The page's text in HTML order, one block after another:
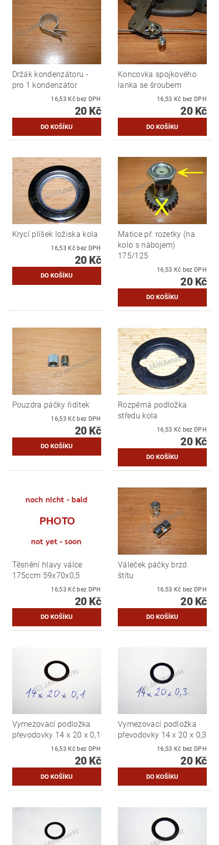
Držák kondenzátoru -
pro 1 kondenzátor
16,53 Kč bez DPH
20 Kč
Koncovka spojkového
lanka se šroubem
16,53 Kč bez DPH
20 Kč
Krycí plíšek ložiska kola
16,53 Kč bez DPH
20 Kč
Matice př. rozetky (na
kolo s nábojem)
175/125
16,53 Kč bez DPH
20 Kč
Pouzdra páčky řidítek
16,53 Kč bez DPH
20 Kč
Rozpěrná podložka
středu kola
16,53 Kč bez DPH
20 Kč
Těsnění hlavy válce
175ccm 59x70x0,5
16,53 Kč bez DPH
20 Kč
Váleček páčky brzd.
štítu
16,53 Kč bez DPH
20 Kč
Vymezovací podložka
převodovky 14 x 20 x 0,1
16,53 Kč bez DPH
20 Kč
Vymezovací podložka
převodovky 14 x 20 x 0,3
16,53 Kč bez DPH
20 Kč